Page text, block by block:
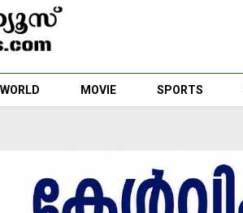
WORLD MOVIE SPORTS